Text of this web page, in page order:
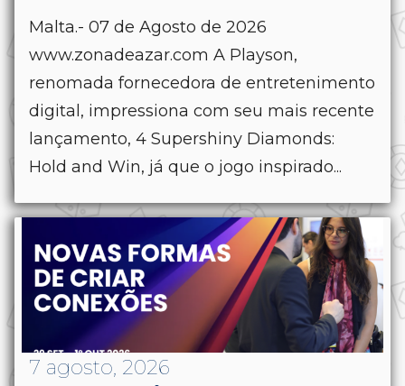
Malta.- 07 de Agosto de 2026
www.zonadeazar.com A Playson,
renomada fornecedora de entretenimento
digital, impressiona com seu mais recente
lançamento, 4 Supershiny Diamonds:
Hold and Win, já que o jogo inspirado...
7 agosto, 2026